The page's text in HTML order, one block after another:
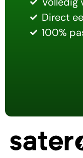
Direct
100%